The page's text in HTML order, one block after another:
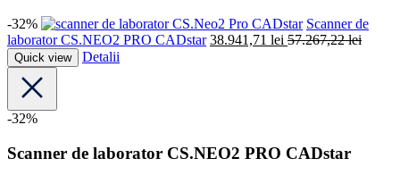
-32% CADstar Scanner de
laborator CS.NEO2 PRO CADstar 38.941,71 lei 57.267,22lei
Quick view Detalii
-32%
Scanner de laborator CS.NEO2 PRO CADstar